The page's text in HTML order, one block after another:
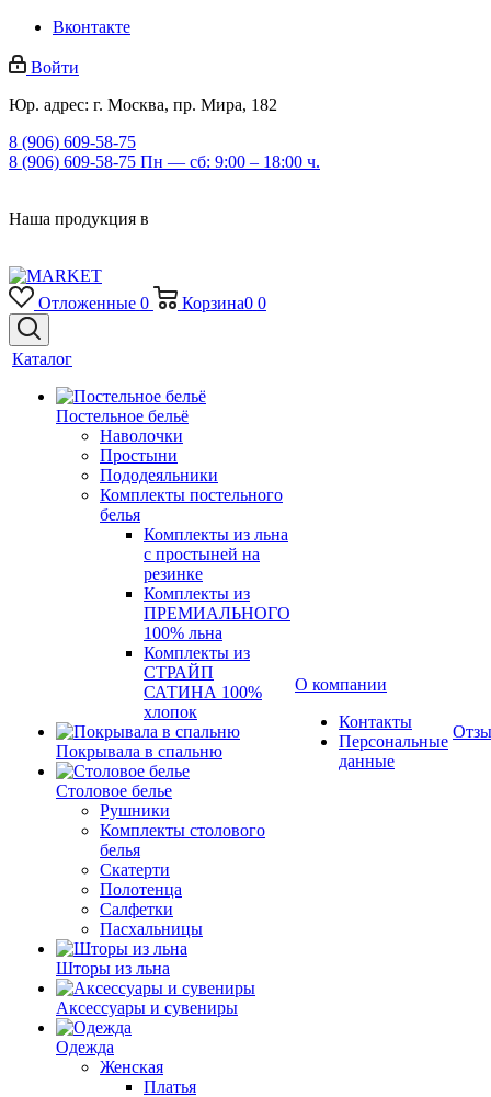
Вконтакте
Войти
Юр. адрес: г. Москва, пр. Мира, 182
8 (906) 609-58-75
8 (906) 609-58-75 Пн — сб: 9:00 – 18:00 ч.
Наша продукция в
Отложенные 0 Корзина0 0
Каталог
Постельное бельё
Наволочки
Простыни
Пододеяльники
Комплекты постельного
белья
Комплекты из льна
с простыней на
резинке
Комплекты из
ПРЕМИАЛЬНОГО
100% льна
Комплекты из
СТРАЙП
САТИНА 100%
хлопок
Покрывала в спальню
Столовое белье
Рушники
Комплекты столового
белья
Скатерти
Полотенца
Салфетки
Пасхальницы
Шторы из льна
Аксессуары и сувениры
Одежда
Женская
Платья
О компании
Контакты
Персональные
данные